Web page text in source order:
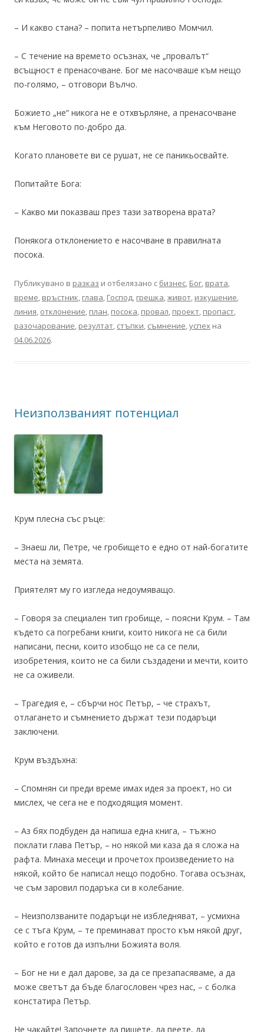
– И какво стана? – попита нетърпеливо Момчил.
– С течение на времето осъзнах, че „провалът“
всъщност е пренасочване. Бог ме насочваше към нещо
по-голямо, – отговори Вълчо.
Божието „не“ никога не е отхвърляне, а пренасочване
към Неговото по-добро да.
Когато плановете ви се рушат, не се паникьосвайте.
Попитайте Бога:
– Какво ми показваш през тази затворена врата?
Понякога отклонението е насочване в правилната
посока.
Публикувано в разказ и отбелязано с бизнес, Бог, врата,
време, връстник, глава, Господ, грешка,живот, изкушение,
линия, отклонение, план, посока, провал, проект, пропаст,
разочарование, резултат, стъпки, съмнение,успех на
04.06.2026.
Неизползваният потенциал
Крум плесна със ръце:
– Знаеш ли, Петре, че гробището е едно от най-богатите
места на земята.
Приятелят му го изгледа недоумяващо.
– Говоря за специален тип гробище, – поясни Крум. – Там
където са погребани книги, които никога не са били
написани, песни, които изобщо не са се пели,
изобретения, които не са били създадени и мечти, които
не са оживели.
– Трагедия е, – сбърчи нос Петър, – че страхът,
отлагането и съмнението държат тези подаръци
заключени.
Крум въздъхна:
– Спомнян си преди време имах идея за проект, но си
мислех, че сега не е подходящия момент.
– Аз бях подбуден да напиша една книга, – тъжно
поклати глава Петър, – но някой ми каза да я сложа на
рафта. Минаха месеци и прочетох произведението на
някой, който бе написал нещо подобно. Тогава осъзнах,
че съм заровил подаръка си в колебание.
– Неизползваните подаръци не избледняват, – усмихна
се с тъга Крум, – те преминават просто към някой друг,
който е готов да изпълни Божията воля.
– Бог не ни е дал дарове, за да се презапасяваме, а да
може светът да бъде благословен чрез нас, – с болка
констатира Петър.
Не чакайте! Започнете да пишете, да пеете, да